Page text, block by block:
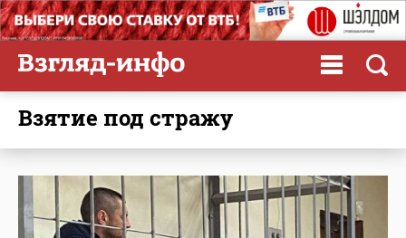
взятие под стражу